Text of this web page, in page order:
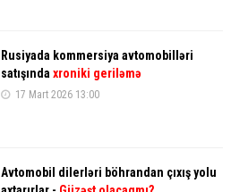
Rusiyada kommersiya avtomobilləri
satışında xroniki geriləmə
17 Mart 2026 13:00
Avtomobil dilerləri böhrandan çıxış yolu